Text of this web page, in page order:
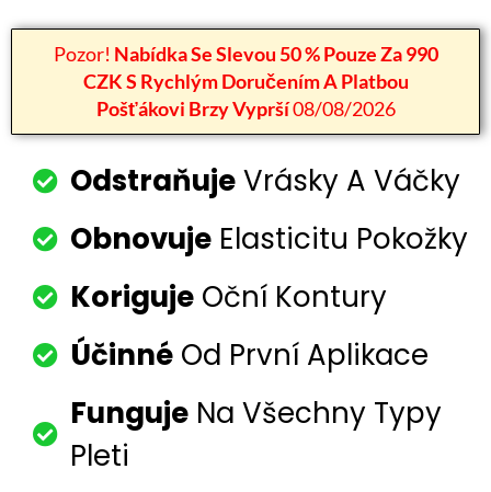
Pozor! Nabídka Se Slevou 50 % Pouze Za 990
CZK S Rychlým Doručením A Platbou
Pošťákovi Brzy Vyprší08/08/2026
OdstraňujeVrásky A Váčky
ObnovujeElasticitu Pokožky
KorigujeOční Kontury
ÚčinnéOd První Aplikace
FungujeNa Všechny Typy
Pleti